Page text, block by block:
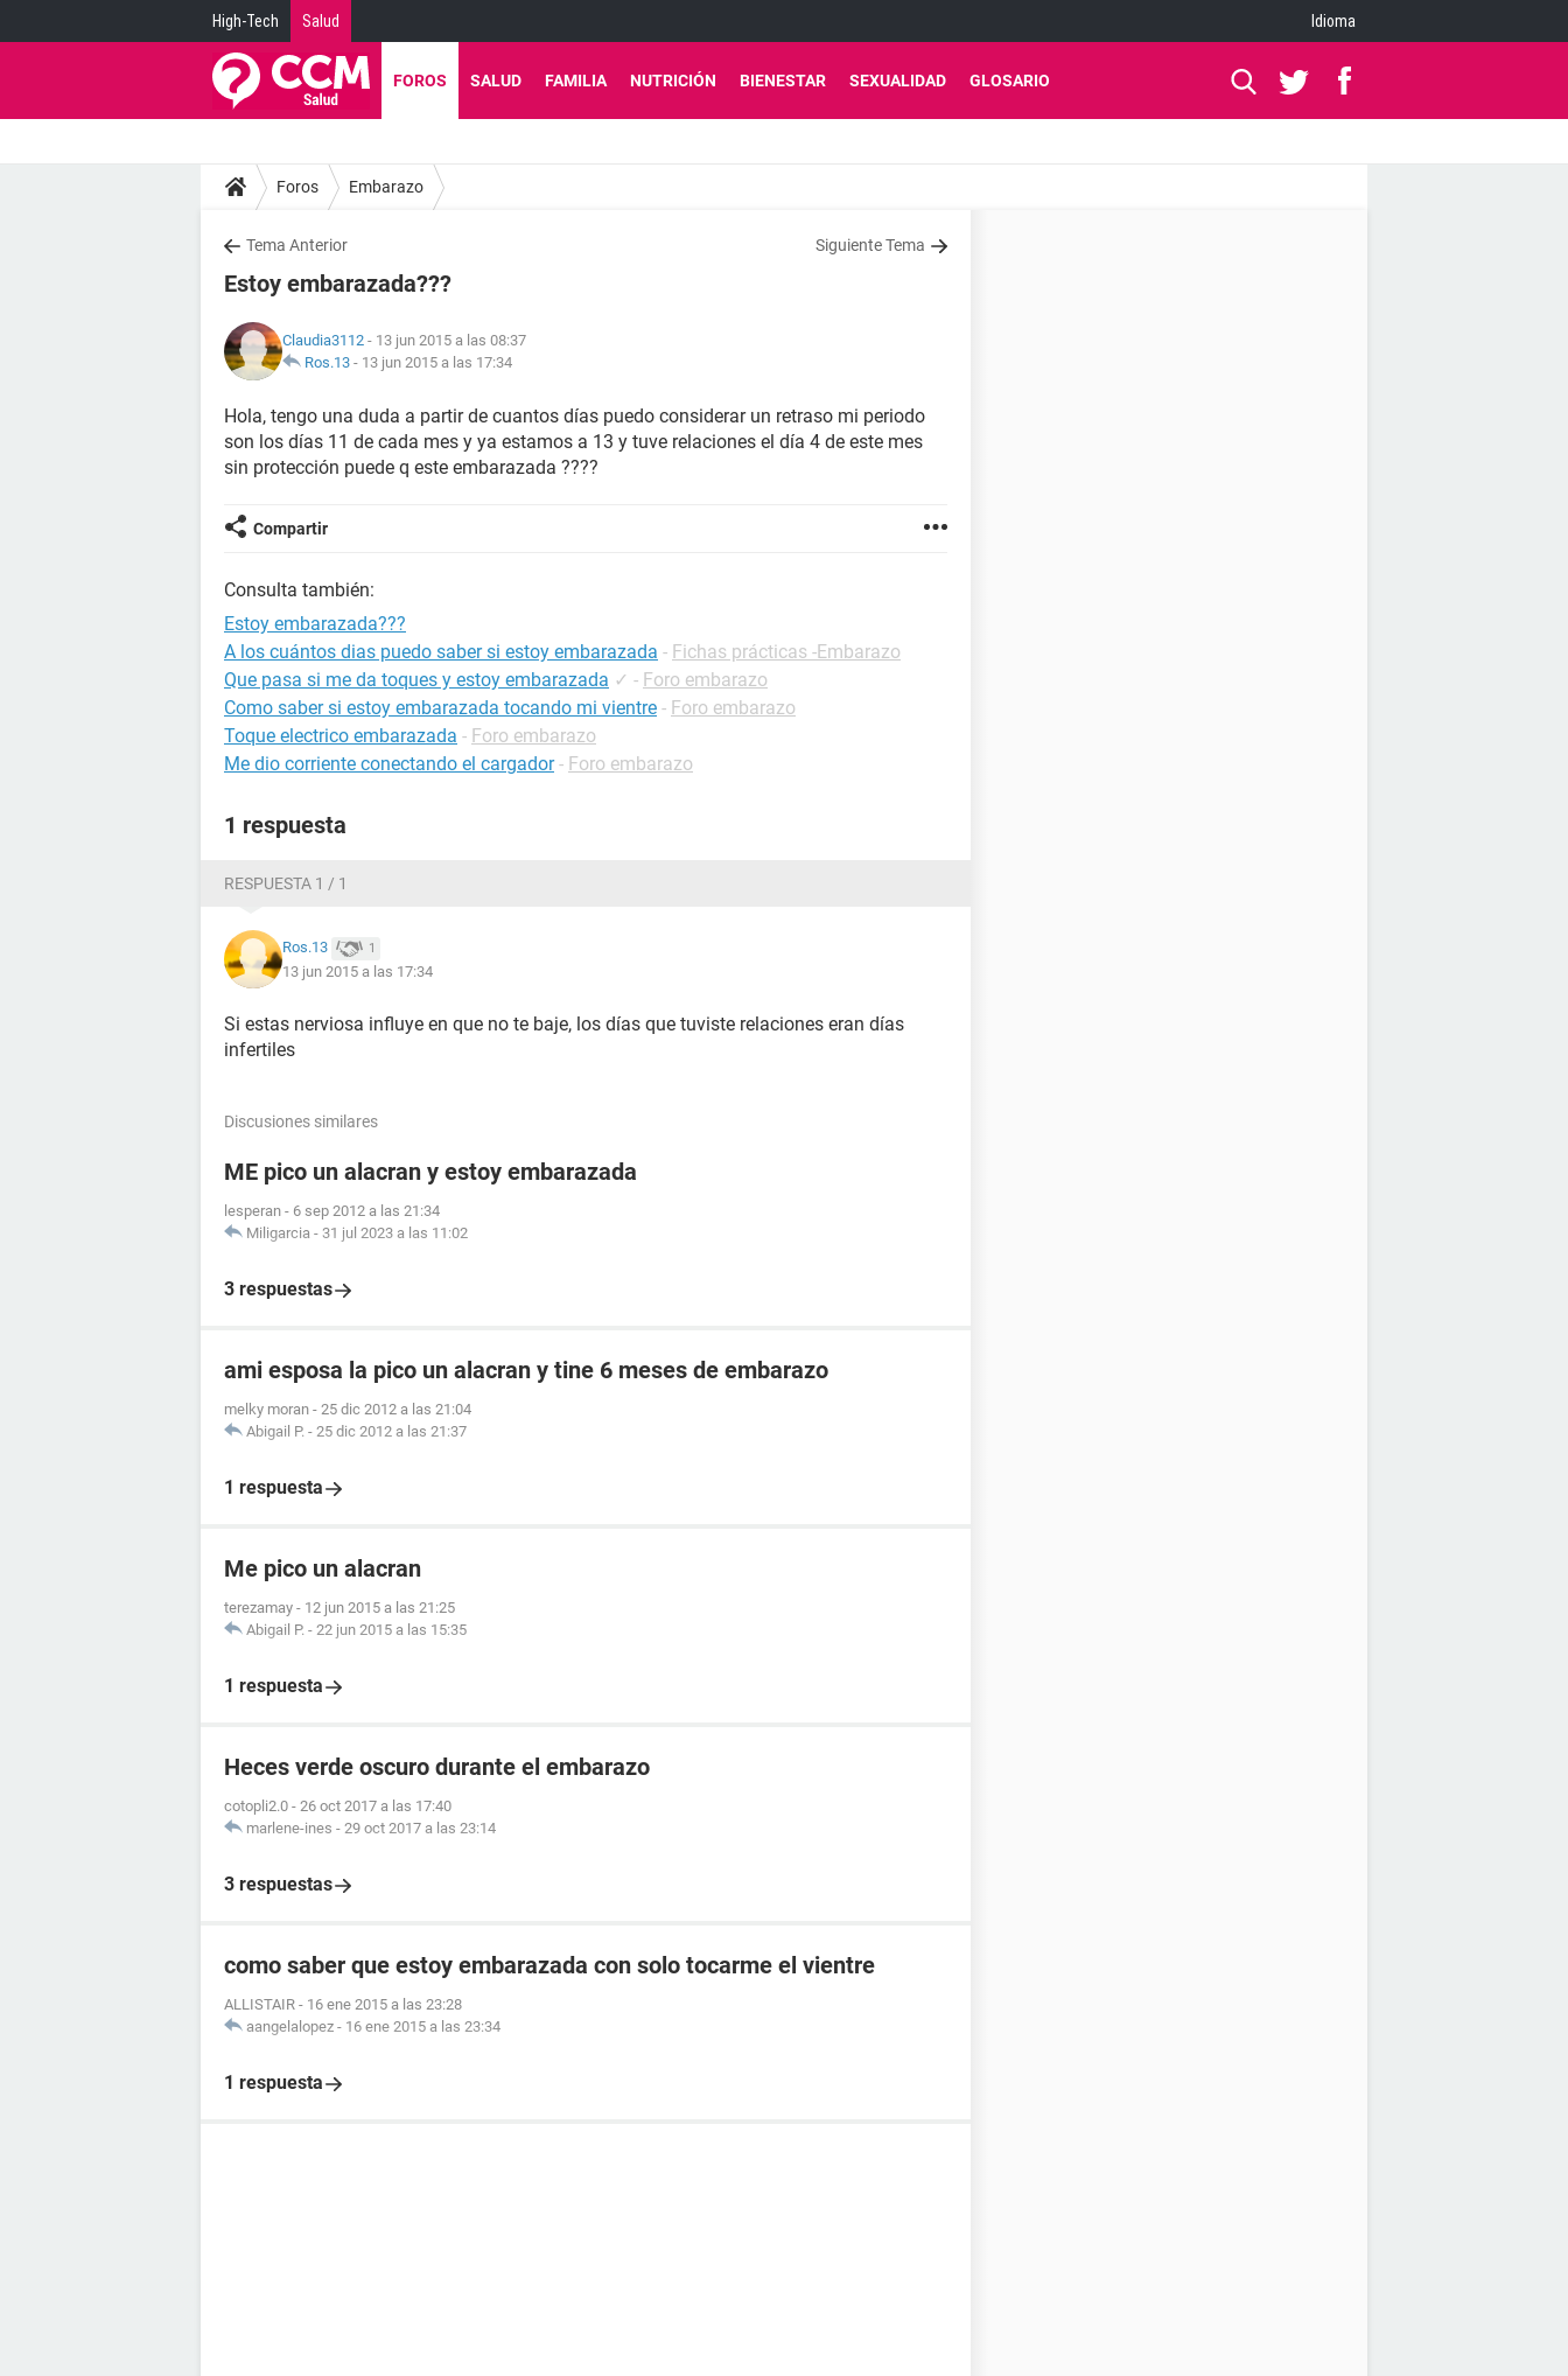
High-Tech Salud Idioma
FOROS SALUD FAMILIA NUTRICIÓN BIENESTAR SEXUALIDAD GLOSARIO
Foros Embarazo
Tema Anterior Siguiente Tema
Estoy embarazada???
Claudia3112 - 13 jun 2015 a las 08:37
Ros.13 - 13 jun 2015 a las 17:34
Hola, tengo una duda a partir de cuantos días puedo considerar un retraso mi periodo
son los días 11 de cada mes y ya estamos a 13 y tuve relaciones el día 4 de este mes
sin protección puede q este embarazada ????
Compartir
Consulta también:
Estoy embarazada???
A los cuántos dias puedo saber si estoy embarazada - Fichas prácticas -Embarazo
Que pasa si me da toques y estoy embarazada ✓ - Foro embarazo
Como saber si estoy embarazada tocando mi vientre - Foro embarazo
Toque electrico embarazada - Foro embarazo
Me dio corriente conectando el cargador - Foro embarazo
1 respuesta
RESPUESTA 1 / 1
Ros.13 1
13 jun 2015 a las 17:34
Si estas nerviosa influye en que no te baje, los días que tuviste relaciones eran días
infertiles
Discusiones similares
ME pico un alacran y estoy embarazada
lesperan - 6 sep 2012 a las 21:34
Miligarcia - 31 jul 2023 a las 11:02
3 respuestas
ami esposa la pico un alacran y tine 6 meses de embarazo
melky moran - 25 dic 2012 a las 21:04
Abigail P. - 25 dic 2012 a las 21:37
1 respuesta
Me pico un alacran
terezamay - 12 jun 2015 a las 21:25
Abigail P. - 22 jun 2015 a las 15:35
1 respuesta
Heces verde oscuro durante el embarazo
cotopli2.0 - 26 oct 2017 a las 17:40
marlene-ines - 29 oct 2017 a las 23:14
3 respuestas
como saber que estoy embarazada con solo tocarme el vientre
ALLISTAIR - 16 ene 2015 a las 23:28
aangelalopez - 16 ene 2015 a las 23:34
1 respuesta